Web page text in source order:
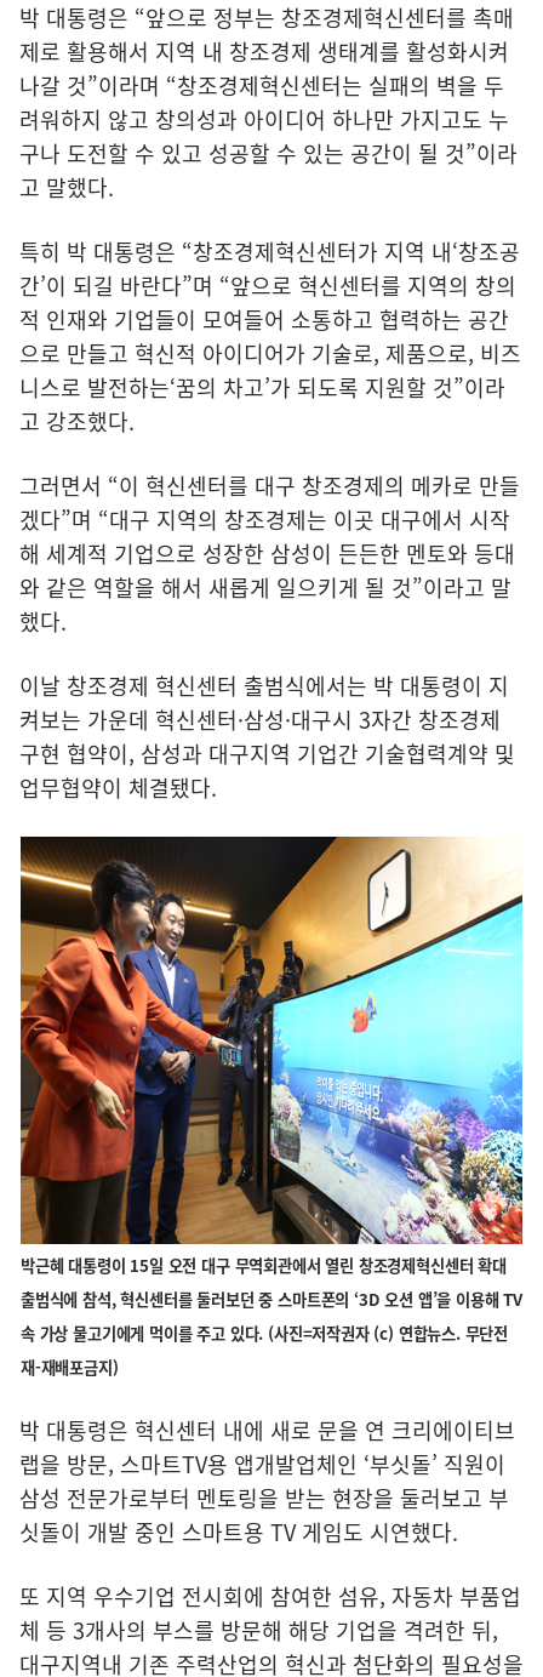
박 대통령은 “앞으로 정부는 창조경제혁신센터를 촉매
제로 활용해서 지역 내 창조경제 생태계를 활성화시켜
나갈 것”이라며 “창조경제혁신센터는 실패의 벽을 두
려워하지 않고 창의성과 아이디어 하나만 가지고도 누
구나 도전할 수 있고 성공할 수 있는 공간이 될 것”이라
고 말했다.
특히 박 대통령은 “창조경제혁신센터가 지역 내‘창조공
간’이 되길 바란다”며 “앞으로 혁신센터를 지역의 창의
적 인재와 기업들이 모여들어 소통하고 협력하는 공간
으로 만들고 혁신적 아이디어가 기술로, 제품으로, 비즈
니스로 발전하는‘꿈의 차고’가 되도록 지원할 것”이라
고 강조했다.
그러면서 “이 혁신센터를 대구 창조경제의 메카로 만들
겠다”며 “대구 지역의 창조경제는 이곳 대구에서 시작
해 세계적 기업으로 성장한 삼성이 든든한 멘토와 등대
와 같은 역할을 해서 새롭게 일으키게 될 것”이라고 말
했다.
이날 창조경제 혁신센터 출범식에서는 박 대통령이 지
켜보는 가운데 혁신센터·삼성·대구시 3자간 창조경제
구현 협약이, 삼성과 대구지역 기업간 기술협력계약 및
업무협약이 체결됐다.
박근혜 대통령이 15일 오전 대구 무역회관에서 열린 창조경제혁신센터 확대
출범식에 참석, 혁신센터를 둘러보던 중 스마트폰의 ‘3D 오션 앱’을 이용해 TV
속 가상 물고기에게 먹이를 주고 있다. (사진=저작권자 (c) 연합뉴스. 무단전
재-재배포금지)
박 대통령은 혁신센터 내에 새로 문을 연 크리에이티브
랩을 방문, 스마트TV용 앱개발업체인 ‘부싯돌’ 직원이
삼성 전문가로부터 멘토링을 받는 현장을 둘러보고 부
싯돌이 개발 중인 스마트용 TV 게임도 시연했다.
또 지역 우수기업 전시회에 참여한 섬유, 자동차 부품업
체 등 3개사의 부스를 방문해 해당 기업을 격려한 뒤,
대구지역내 기존 주력산업의 혁신과 첨단화의 필요성을